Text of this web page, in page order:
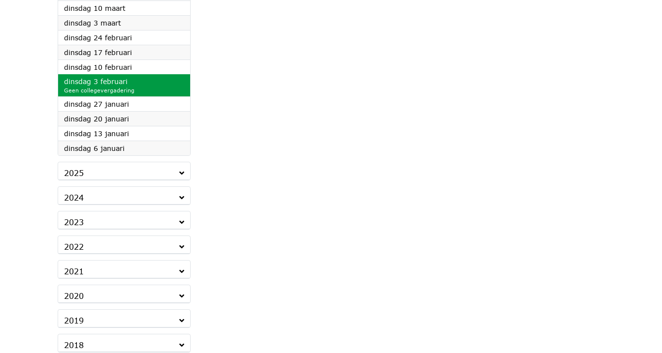
dinsdag 10 maart2026
dinsdag 3 maart2026
dinsdag 24 februari
dinsdag 17 februari
dinsdag 10 februari
dinsdag 3 februari
Geen collegevergadering
dinsdag 27 januari
dinsdag 20 januari
dinsdag 13 januari
dinsdag 6 januari
2025
2024
2023
2022
2021
2020
2019
2018